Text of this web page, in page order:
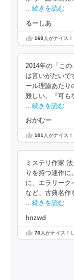
…続きを読む
るーしあ
160人がナイス
2014年の「こ
は言いがたいで
ール理論あたり
難しい。『可も
…続きを読む
おかむー
101 人がナイス
ミステリ作家
りを持つ連作に
に、エラリーク
など、古典名作
…続きを読む
hnzwd
70人がナイス！